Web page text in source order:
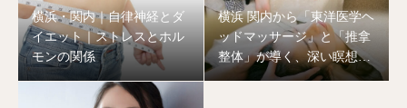
横浜・関内｜自律神経とダ
イエット｜ストレスとホル
モンの関係
横浜 関内から「東洋医学ヘ
ッドマッサージ」と「推拿
整体」が導く、深い瞑想的
リラックス